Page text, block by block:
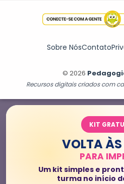
Sobre NósContato
© 2026
Recursos digitais criados com
KIT
VOLTA
PARA
Um kit simples e
turma no início